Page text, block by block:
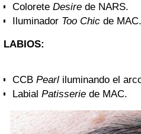
Colorete Desire de NARS.
Iluminador Too Chic de MAC.
LABIOS:
CCB Pearl iluminando el
Labial Patisserie de MAC.